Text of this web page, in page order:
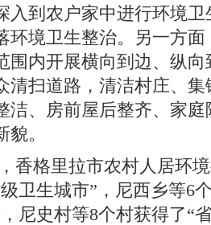
入到农户家中进行环境
环境卫生整治。另一方
围内开展横向到边、纵
清扫道路，清洁村庄、
洁、房前屋后整齐、家
。
香格里拉市农村人居环
卫生城市”，尼西乡等6
尼史村等8个村获得了“